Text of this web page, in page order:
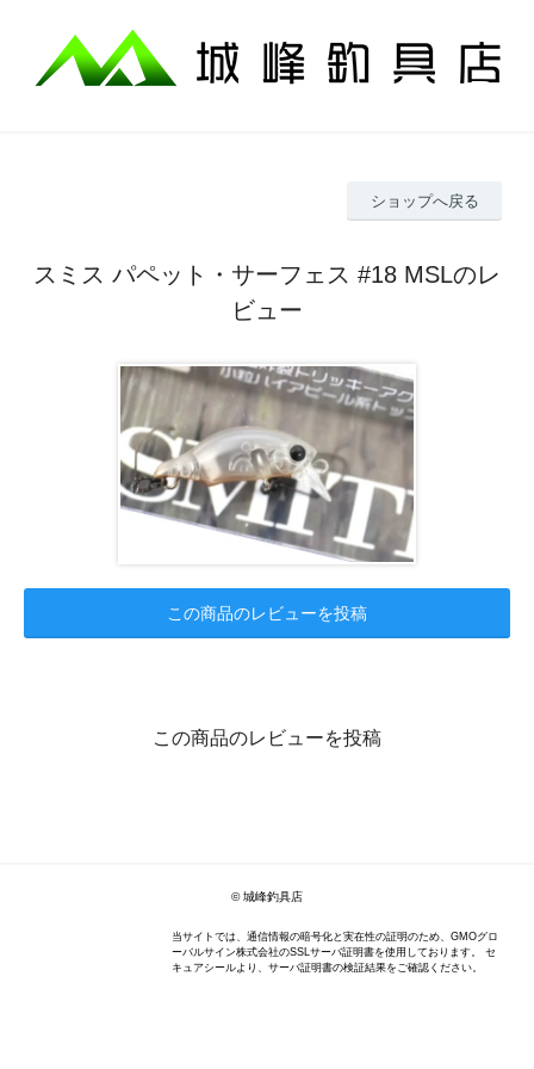
ショップへ戻る
スミス パペット・サーフェス #18 MSLのレ
ビュー
この商品のレビューを投稿
この商品のレビューを投稿
© 城峰釣具店
当サイトでは、通信情報の暗号化と実在性の証明のため、GMOグロ
ーバルサイン株式会社のSSLサーバ証明書を使用しております。 セ
キュアシールより、サーバ証明書の検証結果をご確認ください。